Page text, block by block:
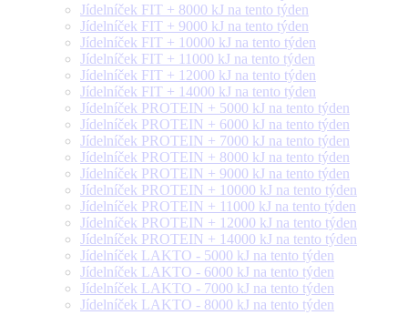
Jídelníček FIT + 8000 kJ na tento týden
Jídelníček FIT + 9000 kJ na tento týden
Jídelníček FIT + 10000 kJ na tento týden
Jídelníček FIT + 11000 kJ na tento týden
Jídelníček FIT + 12000 kJ na tento týden
Jídelníček FIT + 14000 kJ na tento týden
Jídelníček PROTEIN + 5000 kJ na tento týden
Jídelníček PROTEIN + 6000 kJ na tento týden
Jídelníček PROTEIN + 7000 kJ na tento týden
Jídelníček PROTEIN + 8000 kJ na tento týden
Jídelníček PROTEIN + 9000 kJ na tento týden
Jídelníček PROTEIN + 10000 kJ na tento týden
Jídelníček PROTEIN + 11000 kJ na tento týden
Jídelníček PROTEIN + 12000 kJ na tento týden
Jídelníček PROTEIN + 14000 kJ na tento týden
Jídelníček LAKTO - 5000 kJ na tento týden
Jídelníček LAKTO - 6000 kJ na tento týden
Jídelníček LAKTO - 7000 kJ na tento týden
Jídelníček LAKTO - 8000 kJ na tento týden